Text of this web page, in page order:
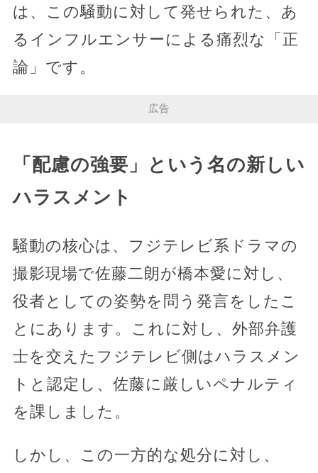
は、この騒動に対して発せられた、あ
るインフルエンサーによる痛烈な「正
論」です。
広告
「配慮の強要」という名の新しい
ハラスメント
騒動の核心は、フジテレビ系ドラマの
撮影現場で佐藤二朗が橋本愛に対し、
役者としての姿勢を問う発言をしたこ
とにあります。これに対し、外部弁護
士を交えたフジテレビ側はハラスメン
トと認定し、佐藤に厳しいペナルティ
を課しました。
しかし、この一方的な処分に対し、